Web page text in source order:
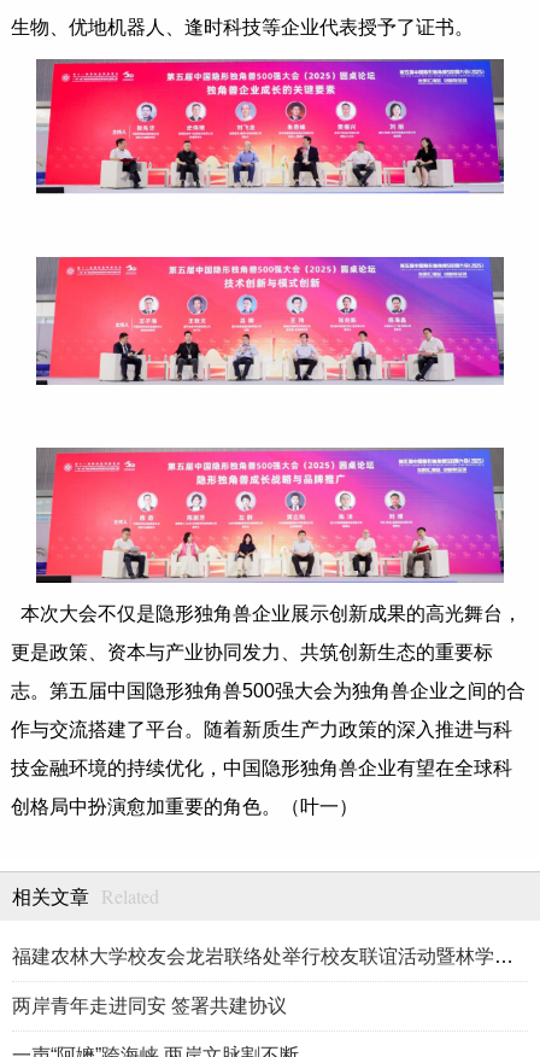
生物、优地机器人、逢时科技等企业代表授予了证书。
本次大会不仅是隐形独角兽企业展示创新成果的高光舞台，
更是政策、资本与产业协同发力、共筑创新生态的重要标
志。第五届中国隐形独角兽500强大会为独角兽企业之间的合
作与交流搭建了平台。随着新质生产力政策的深入推进与科
技金融环境的持续优化，中国隐形独角兽企业有望在全球科
创格局中扮演愈加重要的角色。（叶一）
相关文章 Related
福建农林大学校友会龙岩联络处举行校友联谊活动暨林学、生物医药
两岸青年走进同安 签署共建协议